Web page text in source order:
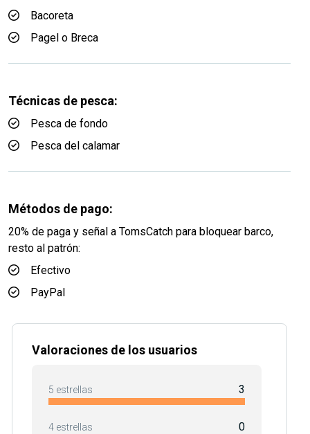
Bacoreta
Pagel o Breca
Técnicas de pesca:
Pesca de fondo
Pesca del calamar
Métodos de pago:
20% de paga y señal a TomsCatch para bloquear barco,
resto al patrón:
Efectivo
PayPal
Valoraciones de los usuarios
5 estrellas 3
4 estrellas 0